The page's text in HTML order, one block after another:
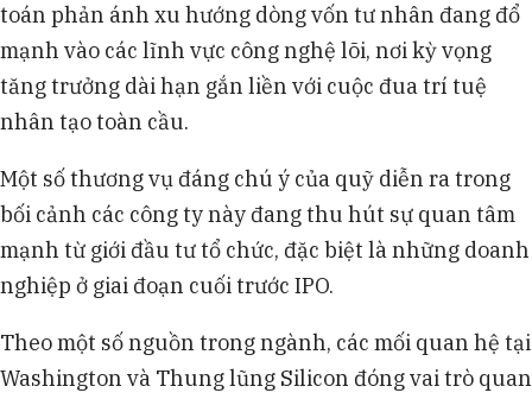
toán phản ánh xu hướng dòng vốn tư nhân đang đổ
mạnh vào các lĩnh vực công nghệ lõi, nơi kỳ vọng
tăng trưởng dài hạn gắn liền với cuộc đua trí tuệ
nhân tạo toàn cầu.
Một số thương vụ đáng chú ý của quỹ diễn ra trong
bối cảnh các công ty này đang thu hút sự quan tâm
mạnh từ giới đầu tư tổ chức, đặc biệt là những doanh
nghiệp ở giai đoạn cuối trước IPO.
Theo một số nguồn trong ngành, các mối quan hệ tại
Washington và Thung lũng Silicon đóng vai trò quan